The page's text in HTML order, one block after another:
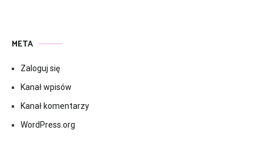
META
Zaloguj się
Kanał wpisów
Kanał komentarzy
WordPress.org